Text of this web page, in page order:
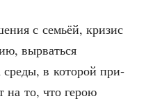
с семьёй, кри­зис
вырвать­ся
сре­ды, в кото­рой при­
на то, что герою